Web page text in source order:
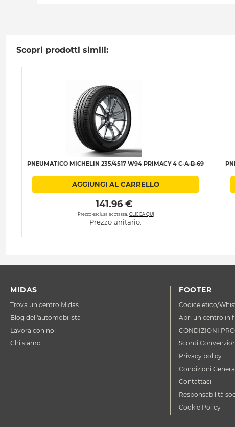
Scopri prodotti simili:
PNEUMATICO MICHELIN 235/4517 W94 PRIMACY 4 C-A-B-69
AGGIUNGI AL CARRELLO
141.96 €
Prezzo esclusa ecotassa. CLICCA QUI
Prezzo unitario:
MIDAS
Trova un centro Midas
Blog dell'automobilista
Lavora con noi
Chi siamo
FOOTER
Codice etico/
Apri un centro in
CONDIZIONI
Sconti
Privacy policy
Condizioni
Contattaci
Responsabilità
Cookie Policy